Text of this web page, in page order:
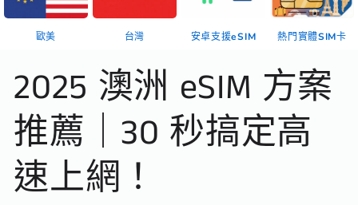
歐美 台灣 安卓支援eSIM 熱門實體SIM卡
2025 澳洲 eSIM 方案
推薦｜30 秒搞定高
速上網！